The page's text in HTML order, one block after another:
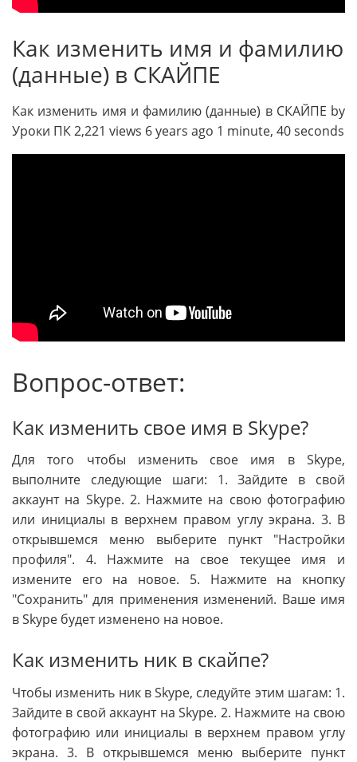
Как изменить имя и фамилию
(данные) в СКАЙПЕ
Как изменить имя и фамилию (данные) в СКАЙПЕ by
Уроки ПК 2,221 views 6 years ago 1 minute, 40 seconds
Вопрос-ответ:
Как изменить свое имя в Skype?
Для того чтобы изменить свое имя в Skype,
выполните следующие шаги: 1. Зайдите в свой
аккаунт на Skype. 2. Нажмите на свою фотографию
или инициалы в верхнем правом углу экрана. 3. В
открывшемся меню выберите пункт "Настройки
профиля". 4. Нажмите на свое текущее имя и
измените его на новое. 5. Нажмите на кнопку
"Сохранить" для применения изменений. Ваше имя
в Skype будет изменено на новое.
Как изменить ник в скайпе?
Чтобы изменить ник в Skype, следуйте этим шагам: 1.
Зайдите в свой аккаунт на Skype. 2. Нажмите на свою
фотографию или инициалы в верхнем правом углу
экрана. 3. В открывшемся меню выберите пункт